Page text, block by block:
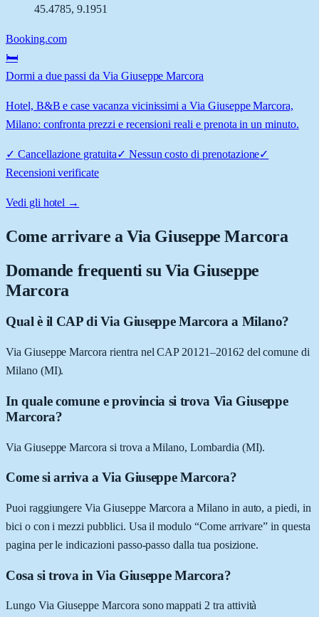
45.4785, 9.1951
Booking.com
🛏️
Dormi a due passi da Via Giuseppe Marcora
Hotel, B&B e case vacanza vicinissimi a Via Giuseppe Marcora,
Milano: confronta prezzi e recensioni reali e prenota in un minuto.
✓ Cancellazione gratuita✓ Nessun costo di prenotazione✓
Recensioni verificate
Vedi gli hotel →
Come arrivare aVia Giuseppe Marcora
Domande frequenti su Via Giuseppe
Marcora
Qual è il CAP di Via Giuseppe Marcora a Milano?
Via Giuseppe Marcora rientra nel CAP 20121–20162 del comune di
Milano (MI).
In quale comune e provincia si trova Via Giuseppe
Marcora?
Via Giuseppe Marcora si trova a Milano, Lombardia (MI).
Come si arriva a Via Giuseppe Marcora?
Puoi raggiungere Via Giuseppe Marcora a Milano in auto, a piedi, in
bici o con i mezzi pubblici. Usa il modulo “Come arrivare” in questa
pagina per le indicazioni passo-passo dalla tua posizione.
Cosa si trova in Via Giuseppe Marcora?
Lungo Via Giuseppe Marcora sono mappati 2 tra attività